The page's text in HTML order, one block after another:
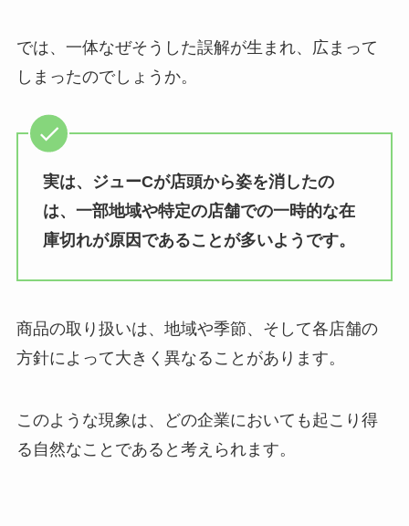
で売ってる？
ャトレーゼで売ってる？詰め合わ
ビニで買える？
での購入は可能？？
やみつきしみかりせん どこで売っ
では、一体なぜそうした誤解が生まれ、広まって
しまったのでしょうか。
実は、ジューCが店頭から姿を消したの
は、一部地域や特定の店舗での一時的な在
庫切れが原因であることが多いようです。
商品の取り扱いは、地域や季節、そして各店舗の
方針によって大きく異なることがあります。
このような現象は、どの企業においても起こり得
る自然なことであると考えられます。